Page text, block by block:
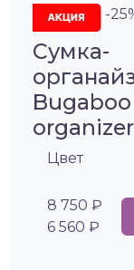
-
Сумка-
Bugaboo
organizer
Цвет
8 750 ₽
6 560 ₽